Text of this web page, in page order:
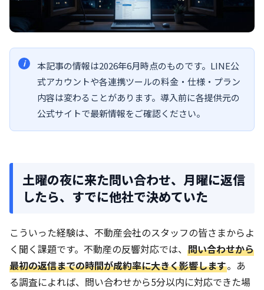
本記事の情報は2026年6月時点のものです。LINE公
式アカウントや各連携ツールの料金・仕様・プラン
内容は変わることがあります。導入前に各提供元の
公式サイトで最新情報をご確認ください。
土曜の夜に来た問い合わせ、月曜に返信
したら、すでに他社で決めていた
こういった経験は、不動産会社のスタッフの皆さまからよ
く聞く課題です。不動産の反響対応では、 問い合わせから
最初の返信までの時間が成約率に大きく影響します。あ
る調査によれば、問い合わせから5分以内に対応できた場